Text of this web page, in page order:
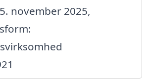
november 2025,